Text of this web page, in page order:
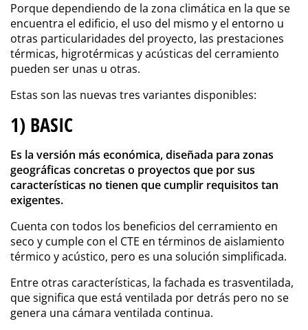
Porque dependiendo de la zona climática en la que se
encuentra el edificio, el uso del mismo y el entorno u
otras particularidades del proyecto, las prestaciones
térmicas, higrotérmicas y acústicas del cerramiento
pueden ser unas u otras.
Estas son las nuevas tres variantes disponibles:
1) BASIC
Es la versión más económica, diseñada para zonas
geográficas concretas o proyectos que por sus
características no tienen que cumplir requisitos tan
exigentes.
Cuenta con todos los beneficios del cerramiento en
seco y cumple con el CTE en términos de aislamiento
térmico y acústico, pero es una solución simplificada.
Entre otras características, la fachada es trasventilada,
que significa que está ventilada por detrás pero no se
genera una cámara ventilada continua.